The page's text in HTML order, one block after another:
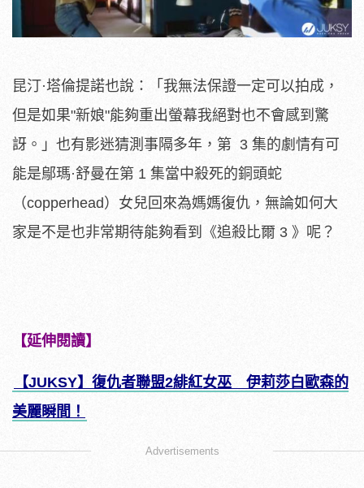
昆汀·塔倫提諾也說：「我無法保證一定可以拍成，
但是如果"新娘"能夠重出螢幕我絕對也不會感到驚
訝。」也有影迷猜測事隔多年，第 3 集的劇情有可
能是鄔瑪·舒曼在第 1 集當中殺死的銅頭蛇
（copperhead）女兒回來為媽媽復仇，無論如何大
家是不是也非常期待能夠看到《追殺比爾 3 》呢？
【延伸閱讀】
【JUKSY】復仇者聯盟2緋紅女巫 伊莉莎白歐森的
美麗瞬間！
Advertisements